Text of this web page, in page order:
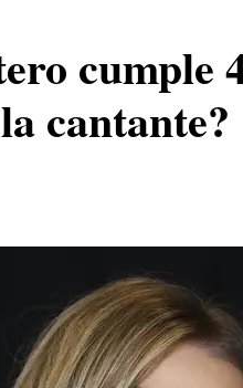
cumple
cantante?